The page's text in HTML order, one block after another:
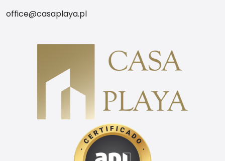
office@casaplaya.pl